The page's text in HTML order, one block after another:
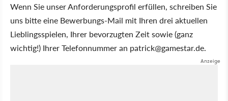
Wenn Sie unser Anforderungsprofil erfüllen, schreiben Sie
uns bitte eine Bewerbungs-Mail mit Ihren drei aktuellen
Lieblingsspielen, Ihrer bevorzugten Zeit sowie (ganz
wichtig!) Ihrer Telefonnummer an patrick@gamestar.de.